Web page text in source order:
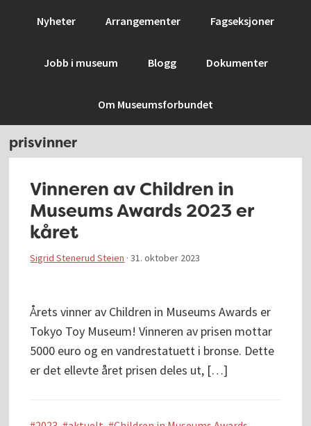
Nyheter Arrangementer Fagseksjoner
Jobb i museum Blogg Dokumenter
Om Museumsforbundet
prisvinner
Vinneren av Children in
Museums Awards 2023 er
kåret
Sigrid Stenerud Steien ·31. oktober 2023
Årets vinner av Children in Museums Awards er
Tokyo Toy Museum! Vinneren av prisen mottar
5000 euro og en vandrestatuett i bronse. Dette
er det ellevte året prisen deles ut, […]